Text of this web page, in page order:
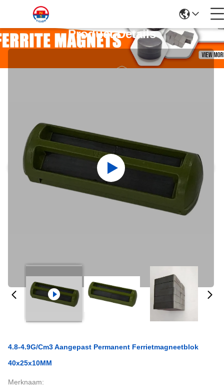
Product Details
4.8-4.9G/cm3 Aangepast Permanent Ferrietmagneetblok
40x25x10MM
Merknaam: